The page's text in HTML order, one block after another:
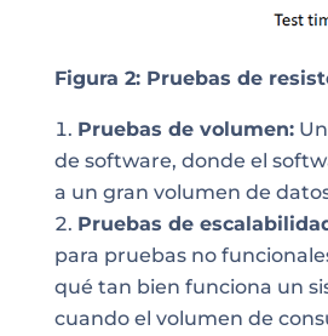
Figura 2: Pruebas de
Pruebas de volumen:Un
de software, donde el
a un gran volumen de
Pruebas de
para pruebas no
qué tan bien funciona un
cuando el volumen de